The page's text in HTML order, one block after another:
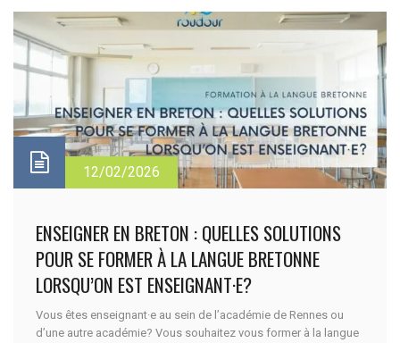
12/02/2026
ENSEIGNER EN BRETON : QUELLES SOLUTIONS
POUR SE FORMER À LA LANGUE BRETONNE
LORSQU’ON EST ENSEIGNANT·E?
Vous êtes enseignant·e au sein de l’académie de Rennes ou
d’une autre académie? Vous souhaitez vous former à la langue